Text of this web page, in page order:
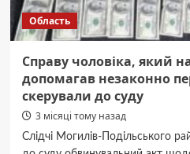
Область
Справу чоловіка, який
допомагав незаконно
скерували до суду
3 місяці тому назад
Слідчі Могилів-Подільського